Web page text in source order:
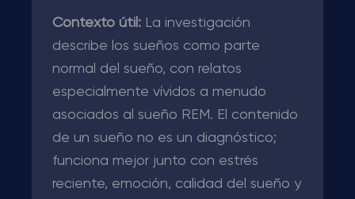
Contexto útil: La investigación
describe los sueños como parte
normal del sueño, con relatos
especialmente vívidos a menudo
asociados al sueño REM. El contenido
de un sueño no es un diagnóstico;
funciona mejor junto con estrés
reciente, emoción, calidad del sueño y